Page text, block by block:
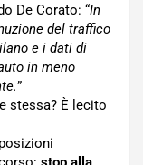
De Corato: “In
del traffico
e i dati di
in meno
”
stessa? È lecito